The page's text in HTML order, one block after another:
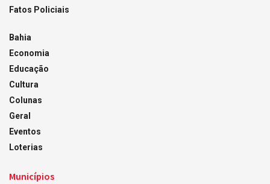
Fatos Policiais
Bahia
Economia
Educação
Cultura
Colunas
Geral
Eventos
Loterias
Municípios